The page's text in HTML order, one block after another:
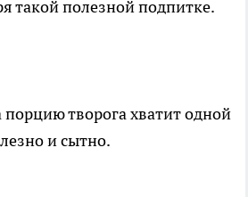
такой полезной подпитке.
порцию творога хватит одной
и сытно.